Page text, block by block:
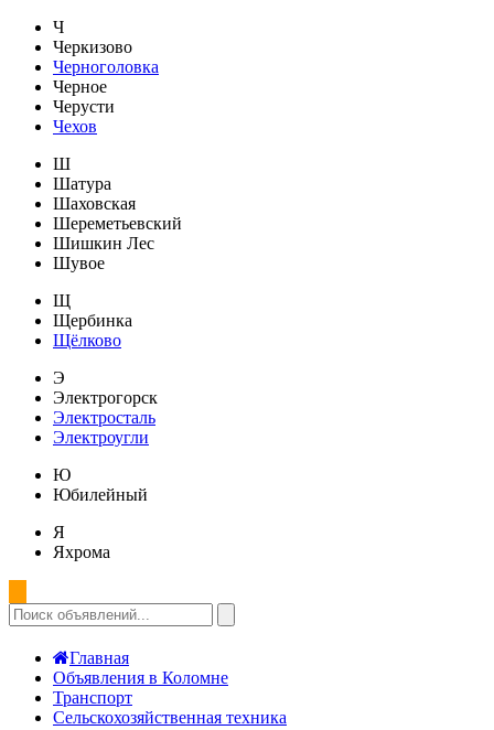
Ч
Черкизово
Черноголовка
Черное
Черусти
Чехов
Ш
Шатура
Шаховская
Шереметьевский
Шишкин Лес
Шувое
Щ
Щербинка
Щёлково
Э
Электрогорск
Электросталь
Электроугли
Ю
Юбилейный
Я
Яхрома
Главная
Объявления в Коломне
Транспорт
Сельскохозяйственная техника